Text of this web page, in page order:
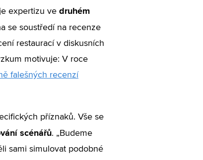
expertizu ve druhém
se soustředí na recenze
restaurací v diskusních
motivuje: V roce
falešných recenzí
příznaků. Vše se
scénářů. „Budeme
sami simulovat podobné